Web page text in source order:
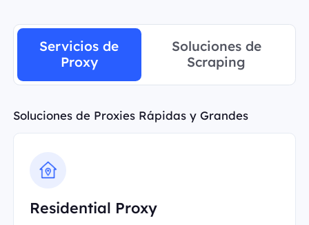
Servicios de
Proxy
Soluciones de
Scraping
Soluciones de Proxies Rápidas y Grandes
Residential Proxy